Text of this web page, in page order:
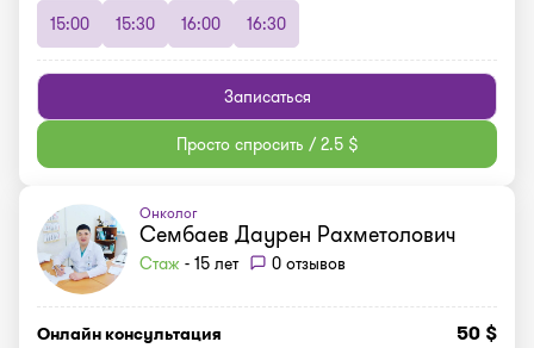
15:00 15:30 16:00 16:30
Записаться
Просто спросить / 2.5 $
Онколог
Сембаев Даурен Рахметолович
Стаж - 15 лет 0 отзывов
Онлайн консультация 50 $